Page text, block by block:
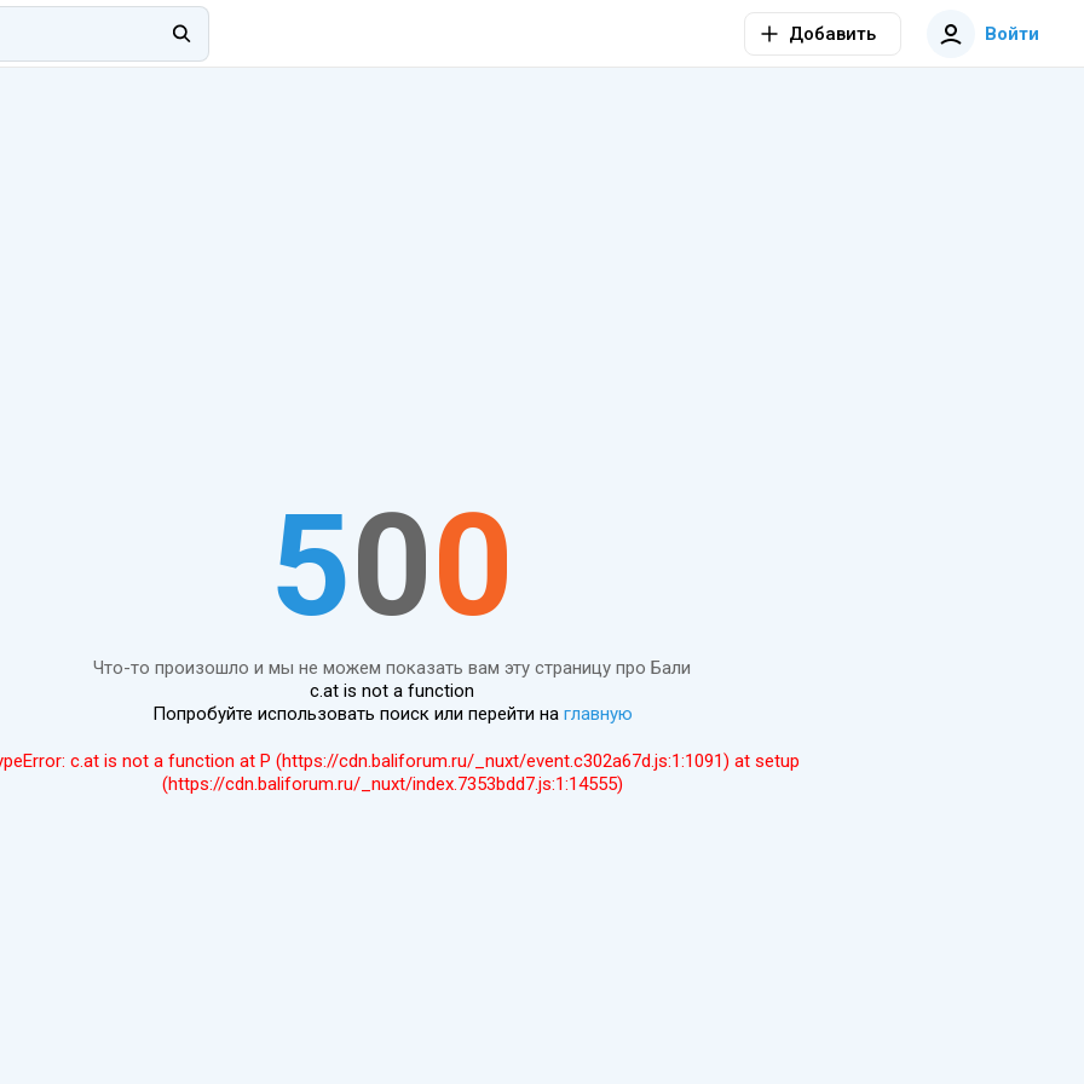
Добавить Войти
500
Что-то произошло и мы не можем показать вам эту страницу про Бали
c.at is not a function
Попробуйте использовать поиск или перейти на главную
c.at is not a function at P (https://cdn.baliforum.ru/_nuxt/event.c302a67d.js:1:1091) at setup
(https://cdn.baliforum.ru/_nuxt/index.7353bdd7.js:1:14555)